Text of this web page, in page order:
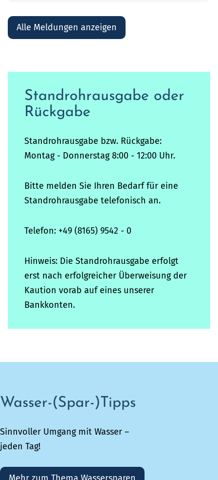
Alle Meldungen anzeigen
Standrohrausgabe oder
Rückgabe
Standrohrausgabe bzw. Rückgabe:
Montag - Donnerstag 8:00 - 12:00 Uhr.
Bitte melden Sie Ihren Bedarf für eine
Standrohrausgabe telefonisch an.
Telefon: +49 (8165) 9542 - 0
Hinweis: Die Standrohrausgabe erfolgt
erst nach erfolgreicher Überweisung der
Kaution vorab auf eines unserer
Bankkonten.
Wasser-(Spar-)Tipps
Sinnvoller Umgang mit Wasser –
jeden Tag!